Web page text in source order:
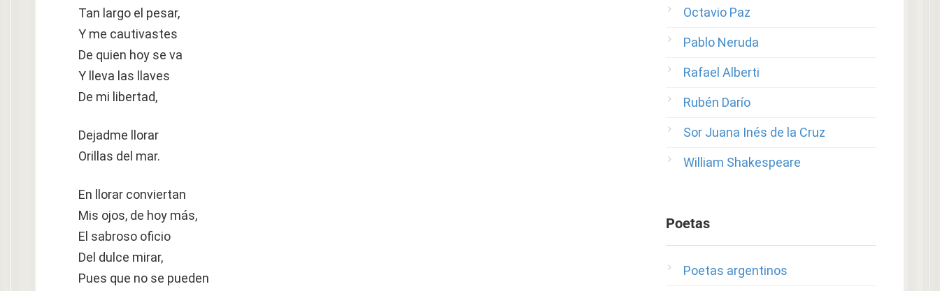
Tan largo el pesar,
Y me cautivastes
De quien hoy se va
Y lleva las llaves
De mi libertad,
Dejadme llorar
Orillas del mar.
En llorar conviertan
Mis ojos, de hoy más,
El sabroso oficio
Del dulce mirar,
Pues que no se pueden
Octavio Paz
Pablo Neruda
Rafael Alberti
Rubén Darío
Sor Juana Inés de la Cruz
William Shakespeare
Poetas
Poetas argentinos